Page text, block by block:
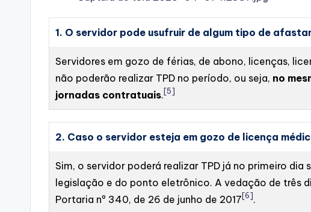
1. O servidor pode usufruir de algum tipo de
Servidores em gozo de férias, de abono, licenças,
não poderão realizar TPD no período, ou seja, no
jornadas contratuais. [5]
2. Caso o servidor esteja em gozo de licença
Sim, o servidor poderá realizar TPD já no primeiro
legislação e do ponto eletrônico. A vedação de três
Portaria nº 340, de 26 de junho de 2017 [6] .